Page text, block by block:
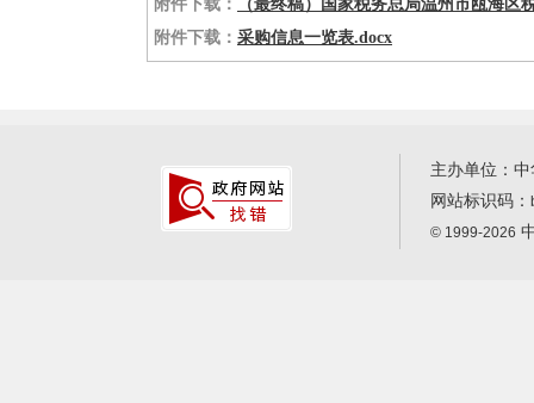
附件下载：
（最终稿）国家税务总局温州市瓯海区
附件下载： 采购信息一览表.docx
主办单位：
网站标识码：
© 1999-2026